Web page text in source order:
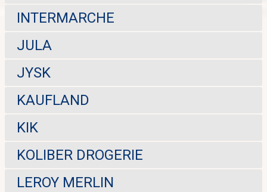
INTERMARCHE
JULA
JYSK
KAUFLAND
KIK
KOLIBER DROGERIE
LEROY MERLIN